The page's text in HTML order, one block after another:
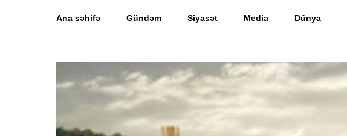
Ana səhifə Gündəm Siyasət Media Dünya